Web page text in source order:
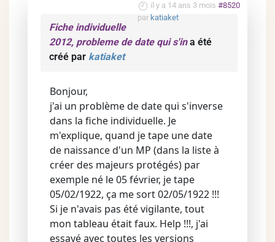
il y a 14 ans 3 mois #8520
par katiaket
Fiche individuelle
2012, probleme de date qui s'ina été
créé par katiaket
Bonjour,
j'ai un problème de date qui s'inverse
dans la fiche individuelle. Je
m'explique, quand je tape une date
de naissance d'un MP (dans la liste à
créer des majeurs protégés) par
exemple né le 05 février, je tape
05/02/1922, ça me sort 02/05/1922 !!!
Si je n'avais pas été vigilante, tout
mon tableau était faux. Help !!!, j'ai
essayé avec toutes les versions